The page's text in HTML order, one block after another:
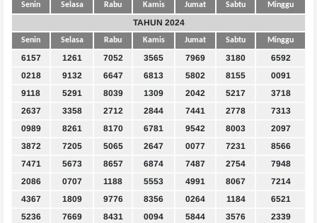
Senin Selasa Rabu Kamis Jumat Sabtu Minggu
TAHUN 2024
Senin Selasa Rabu Kamis Jumat Sabtu Minggu
6157 1261 7052 3565 7969 3180
6592
0218
9132 6647 6813 5802 8155
0091
9118
5291 8039 1309 2042 5217
3718
2637
3358 2712 2844 7441 2778
7313
0989
8261 8170 6781 9542 8003
2097
3872
7205 5065 2647 0077 7231
8566
7471
5673 8657 6874 7487 2754
7948
2086
0707 1188 5553 4991 8067
7214
4367
1809 9776 8356 0264 1184
6521
5236
7669 8431 0094 5844 3576
2339